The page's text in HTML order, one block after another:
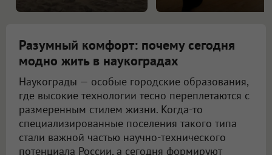
Разумный комфорт: почему сегодня
модно жить в наукоградах
Наукограды — особые городские образования,
где высокие технологии тесно переплетаются с
размеренным стилем жизни. Когда-то
специализированные поселения такого типа
стали важной частью научно-технического
потенциала России, а сегодня формируют